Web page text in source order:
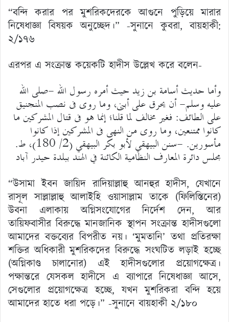
“বন্দি করার পর মুশরিকদেরকে আগুনে পুড়িয়ে মারার
নিষেধাজ্ঞা বিষয়ক অনুচ্ছেদ।” -সুনানে কুবরা, বায়হাকী:
২/১৭৬
এরপর এ সংক্রান্ত কয়েকটি হাদীস উল্লেখ করে বলেন-
وأما حديث أسامة بن زيد حيث أمره رسول الله -صلى الله
عليه وسلم- أن يحرق على أبنى، وما روى فى نصب المنجنيق
على الطائف: فغير مخالف لما قلنا؛ إنما هو فى قتال المشركين ما
كانوا ممتنعين، وما روى من النهى فى المشركين إذا كانوا
مأسورين. -سنن البيهقي لأبو بكر البيهقي (2/ 180)، ط.
مجلس دائرة المعارف النظامية الكائنة في الهند ببلدة حيدر آباد
“উসামা ইবন জায়িদ রাদিয়াল্লাহু আনহুর হাদীস, যেখানে
রাসূল সাল্লাল্লাহু আলাইহি ওয়াসাল্লাম তাকে (ফিলিস্তিনের)
উবনা এলাকায় অগ্নিসংযোগের নির্দেশ দেন, আর
তায়িফবাসীর বিরুদ্ধে মানজানিক স্থাপন সংক্রান্ত হাদীসগুলো
আমাদের বক্তব্যের বিপরীত নয়। ‘মুমতানি’ তথা প্রতিরক্ষা
শক্তির অধিকারী মুশরিকদের বিরুদ্ধে সংঘটিত লড়াই হচ্ছে
(অগ্নিকাণ্ড চালানোর) এই হাদীসগুলোর প্রয়োগক্ষেত্র।
পক্ষান্তরে যেসকল হাদীসে এ ব্যাপারে নিষেধাজ্ঞা আসে,
সেগুলোর প্রয়োগক্ষেত্র হচ্ছে, যখন মুশরিকরা বন্দি হয়ে
আমাদের হাতে ধরা পড়ে।” -সুনানে বায়হাকী ২/১৮০